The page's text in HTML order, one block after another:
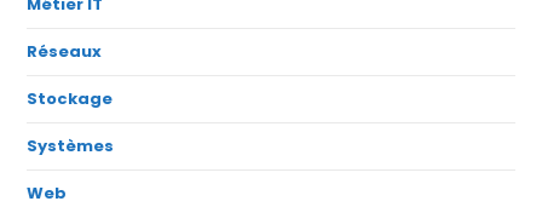
Réseaux
Stockage
Systèmes
Web